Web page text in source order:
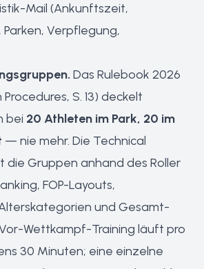
Mail (Ankunftszeit,
Verpflegung,
Das Rulebook 2026
S. 13) deckelt
bei 20 Athleten im Park, 20 im
— nie mehr. Die Technical
die Gruppen anhand des Roller
FOP-Layouts,
und Gesamt-
Wettkampf-Training läuft pro
30 Minuten; eine einzelne